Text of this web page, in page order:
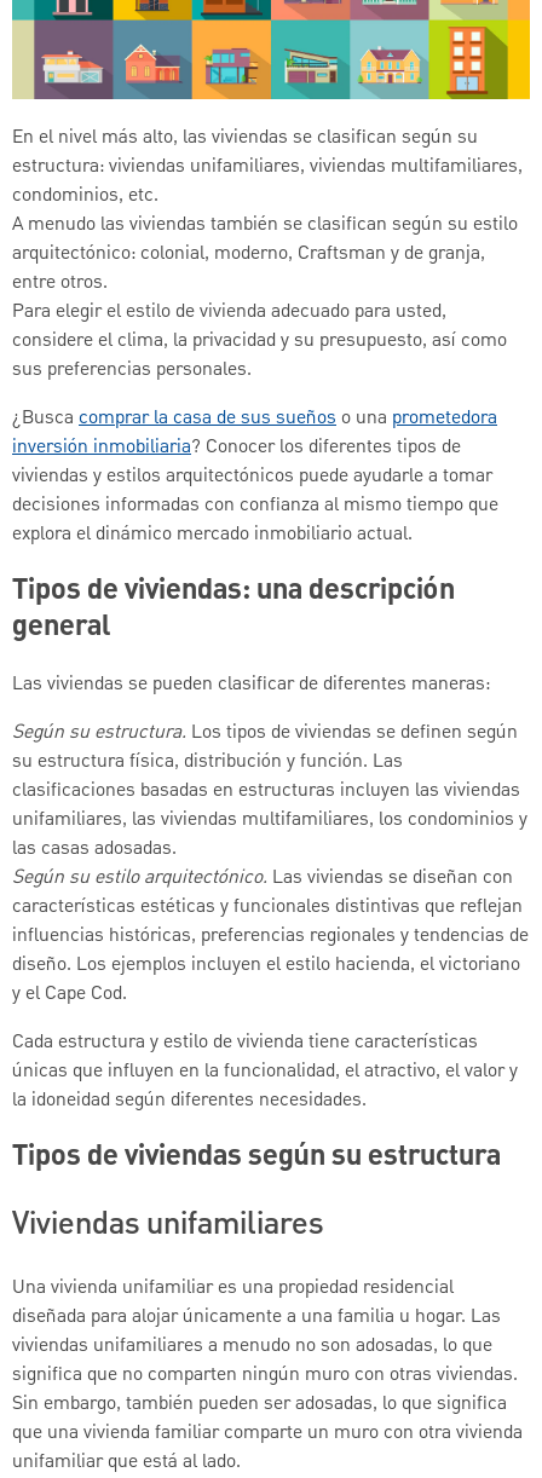
En el nivel más alto, las viviendas se clasifican según su
estructura: viviendas unifamiliares, viviendas multifamiliares,
condominios, etc.
A menudo las viviendas también se clasifican según su estilo
arquitectónico: colonial, moderno, Craftsman y de granja,
entre otros.
Para elegir el estilo de vivienda adecuado para usted,
considere el clima, la privacidad y su presupuesto, así como
sus preferencias personales.
¿Busca comprar la casa de sus sueños o una prometedora
inversión inmobiliaria? Conocer los diferentes tipos de
viviendas y estilos arquitectónicos puede ayudarle a tomar
decisiones informadas con confianza al mismo tiempo que
explora el dinámico mercado inmobiliario actual.
Tipos de viviendas: una descripción
general
Las viviendas se pueden clasificar de diferentes maneras:
Según su estructura. Los tipos de viviendas se definen según
su estructura física, distribución y función. Las
clasificaciones basadas en estructuras incluyen las viviendas
unifamiliares, las viviendas multifamiliares, los condominios y
las casas adosadas.
Según su estilo arquitectónico. Las viviendas se diseñan con
características estéticas y funcionales distintivas que reflejan
influencias históricas, preferencias regionales y tendencias de
diseño. Los ejemplos incluyen el estilo hacienda, el victoriano
y el Cape Cod.
Cada estructura y estilo de vivienda tiene características
únicas que influyen en la funcionalidad, el atractivo, el valor y
la idoneidad según diferentes necesidades.
Tipos de viviendas según su estructura
Viviendas unifamiliares
Una vivienda unifamiliar es una propiedad residencial
diseñada para alojar únicamente a una familia u hogar. Las
viviendas unifamiliares a menudo no son adosadas, lo que
significa que no comparten ningún muro con otras viviendas.
Sin embargo, también pueden ser adosadas, lo que significa
que una vivienda familiar comparte un muro con otra vivienda
unifamiliar que está al lado.